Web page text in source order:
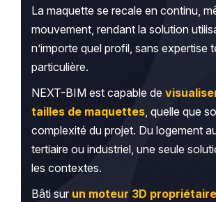
La maquette se recale en continu,
mouvement, rendant la solution
n’importe quel profil, sans expertise
particulière.
NEXT-BIM est capable de
tailles de maquettes, quelle que
complexité du projet. Du logement
tertiaire ou industriel, une seule
les contextes.
Bâti sur un moteur 3D propriétaire